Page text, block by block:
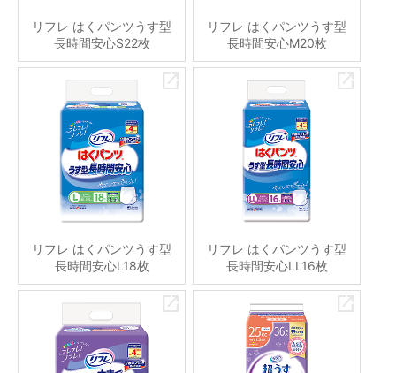
リフレ はくパンツうす型
長時間安心S22枚
リフレ はくパンツうす型
長時間安心M20枚
リフレ はくパンツうす型
長時間安心L18枚
リフレ はくパンツうす型
長時間安心LL16枚